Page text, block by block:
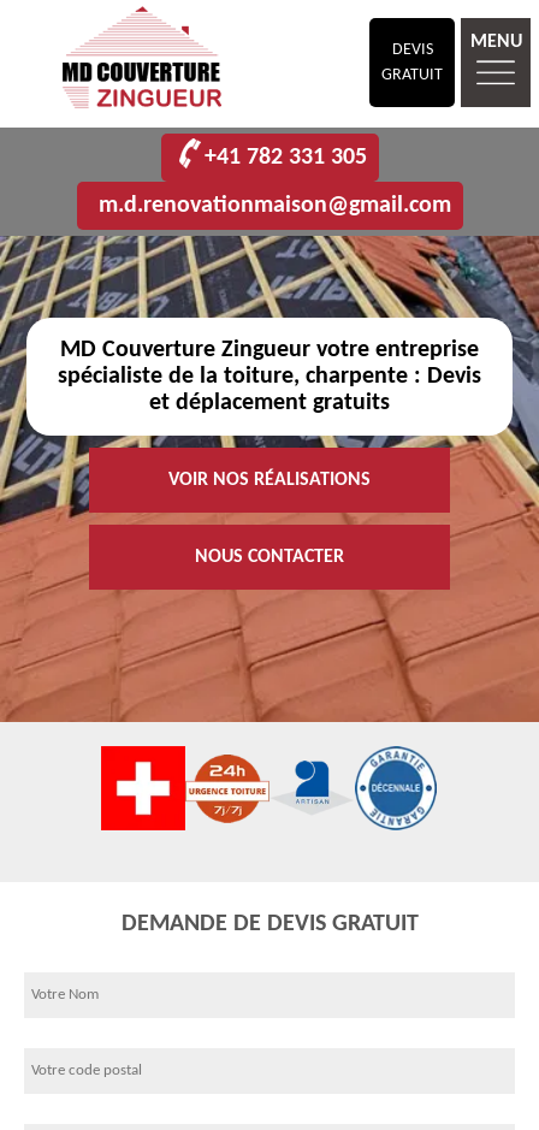
DEVIS
GRATUIT
MENU
+41 782 331 305
m.d.renovationmaison@gmail.com
MD Couverture Zingueur votre entreprise
spécialiste de la toiture, charpente : Devis
et déplacement gratuits
VOIR NOS RÉALISATIONS
NOUS CONTACTER
DEMANDE DE DEVIS GRATUIT